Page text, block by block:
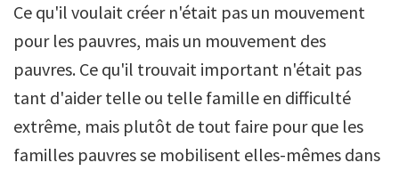
Ce qu'il voulait créer n'était pas un mouvement
pour les pauvres, mais un mouvement des
pauvres. Ce qu'il trouvait important n'était pas
tant d'aider telle ou telle famille en difficulté
extrême, mais plutôt de tout faire pour que les
familles pauvres se mobilisent elles-mêmes dans